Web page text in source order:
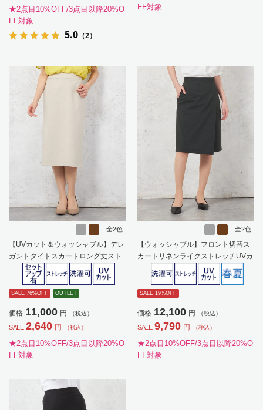
★2点目10%OFF/3点目以降20%O
FF対象
5.0 （2）
FF対象
全2色
【UVカット＆ウォッシャブル】デレ
ガントタイトスカートロング丈スト
レッチ無地SOFFICE【レディース】
SALE 76%OFF OUTLET
価格 11,000 円 （税込）
SALE 2,640 円 （税込）
★2点目10%OFF/3点目以降20%O
FF対象
全2色
【ウォッシャブル】フロント切替ス
カートリネンライクストレッチUVカ
ットSOFFICE春夏【レディース】
SALE 19%OFF
価格 12,100 円 （税込）
SALE 9,790 円 （税込）
★2点目10%OFF/3点目以降20%O
FF対象